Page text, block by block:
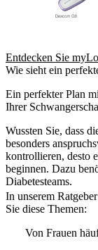
Entdecken Sie
Wie sieht ein
Ein perfekter Plan
Ihrer
Wussten Sie, dass
besonders
kontrollieren, desto
beginnen. Dazu
Diabetesteams.
In unserem
Sie diese Themen:
Von Frauen